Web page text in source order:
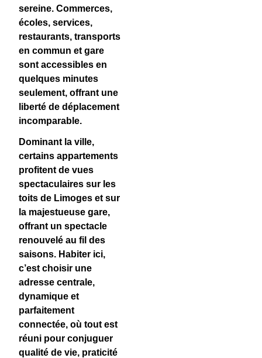
sereine. Commerces,
écoles, services,
restaurants, transports
en commun et gare
sont accessibles en
quelques minutes
seulement, offrant une
liberté de déplacement
incomparable.
Dominant la ville,
certains appartements
profitent de vues
spectaculaires sur les
toits de Limoges et sur
la majestueuse gare,
offrant un spectacle
renouvelé au fil des
saisons. Habiter ici,
c’est choisir une
adresse centrale,
dynamique et
parfaitement
connectée, où tout est
réuni pour conjuguer
qualité de vie, praticité